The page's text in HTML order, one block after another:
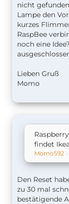
nicht
Lampe den
kurzes
RaspBee
noch eine
Lieben Gruß
Momo
findet
Momo592
Den Reset
zu 30 mal
bestätigende